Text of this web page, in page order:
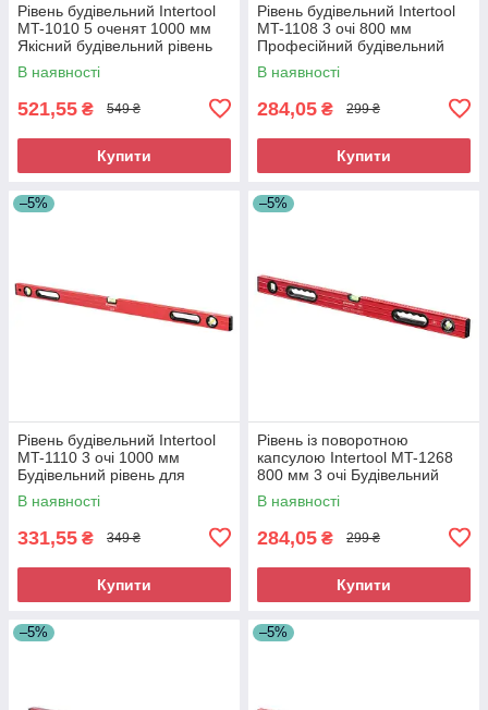
Рівень будівельний Intertool
MT-1010 5 оченят 1000 мм
Якісний будівельний рівень
Ручний рівень
В наявності
521,55 ₴ 549 ₴
Купити
Рівень будівельний Intertool
MT-1108 3 очі 800 мм
Професійний будівельний
рівень Будівельний
інструмент рівень
В наявності
284,05 ₴ 299 ₴
Купити
–5%
Рівень будівельний Intertool
MT-1110 3 очі 1000 мм
Будівельний рівень для
професійного використання
Точний рівень
В наявності
331,55 ₴ 349 ₴
Купити
–5%
Рівень із поворотною
капсулою Intertool MT-1268
800 мм 3 очі Будівельний
рівень поворотний
Спиртовий рівень з
В наявності
284,05 ₴ 299 ₴
Купити
–5% –5%